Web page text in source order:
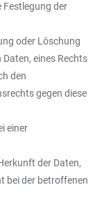
Festlegung der
oder Löschung
eines Rechts
den
gegen diese
einer
der Daten,
bei der betroffenen